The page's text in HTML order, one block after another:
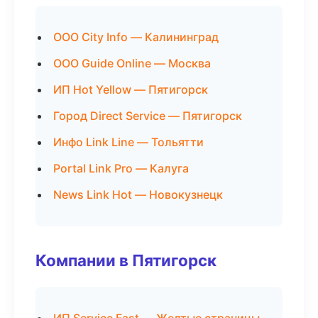
ООО City Info — Калининград
ООО Guide Online — Москва
ИП Hot Yellow — Пятигорск
Город Direct Service — Пятигорск
Инфо Link Line — Тольятти
Portal Link Pro — Калуга
News Link Hot — Новокузнецк
Компании в Пятигорск